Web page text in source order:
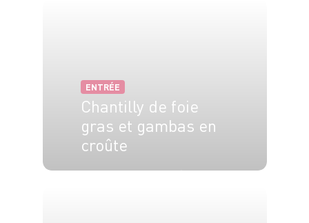
ENTRÉE
Chantilly de foie
gras et gambas en
croûte